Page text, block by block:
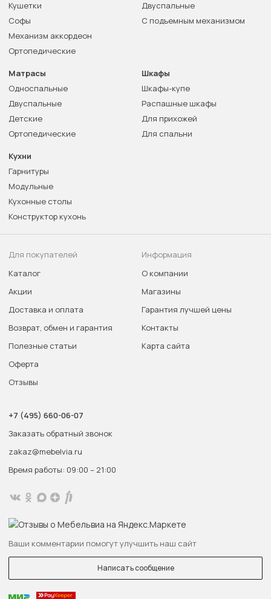
Кушетки
Софы
Механизм аккордеон
Ортопедические
Двуспальные
С подъемным механизмом
Матрасы
Односпальные
Двуспальные
Детские
Ортопедические
Шкафы
Шкафы-купе
Распашные шкафы
Для прихожей
Для спальни
Кухни
Гарнитуры
Модульные
Кухонные столы
Конструктор кухонь
Для покупателей
Каталог
Акции
Доставка и оплата
Возврат, обмен и гарантия
Полезные статьи
Оферта
Отзывы
Информация
О компании
Магазины
Гарантия лучшей цены
Контакты
Карта сайта
+7 (495) 660-06-07
Заказать обратный звонок
zakaz@mebelvia.ru
Время работы: 09:00 – 21:00
Ваши комментарии помогут улучшить наш сайт
Написать сообщение